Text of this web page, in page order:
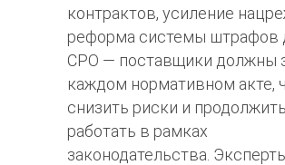
контрактов, усиление
реформа системы штрафов
СРО — поставщики должны
каждом нормативном акте,
снизить риски и продолжить
работать в рамках
законодательства.